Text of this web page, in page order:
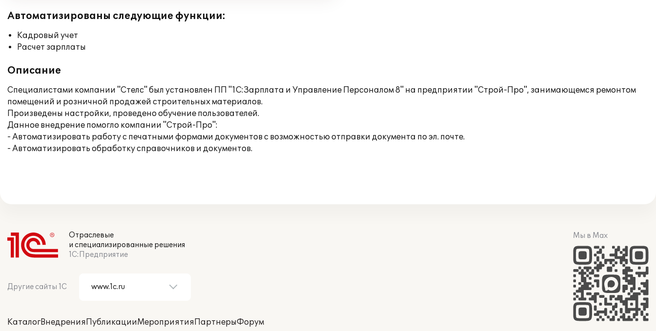
Автоматизированы следующие функции:
Кадровый учет
Расчет зарплаты
Описание
Специалистами компании "Стелс" был установлен ПП "1С:Зарплата и Управление Персоналом 8" на предприятии "Строй-Про", занимающемся ремонтом
помещений и розничной продажей строительных материалов.
Произведены настройки, проведено обучение пользователей.
Данное внедрение помогло компании "Строй-Про":
- Автоматизировать работу с печатными формами документов с возможностью отправки документа по эл. почте.
- Автоматизировать обработку справочников и документов.
Отраслевые
и специализированные решения
1С:Предприятие
Другие сайты 1С
КаталогВнедренияПубликацииМероприятияПартнерыФорум
Мы в Max